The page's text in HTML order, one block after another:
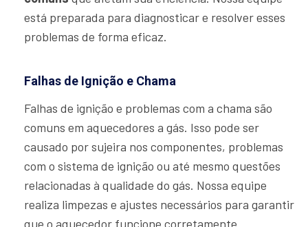
está preparada para diagnosticar e resolver esses
problemas de forma eficaz.
Falhas de Ignição e Chama
Falhas de ignição e problemas com a chama são
comuns em aquecedores a gás. Isso pode ser
causado por sujeira nos componentes, problemas
com o sistema de ignição ou até mesmo questões
relacionadas à qualidade do gás. Nossa equipe
realiza limpezas e ajustes necessários para garantir
que o aquecedor funcione corretamente.